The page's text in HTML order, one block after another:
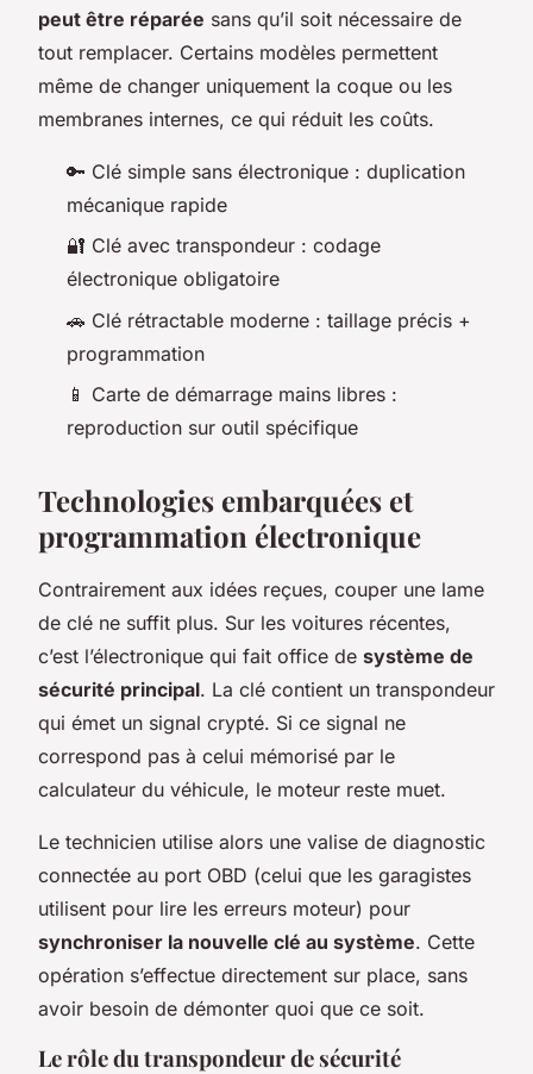
peut être réparée sans qu’il soit nécessaire de
tout remplacer. Certains modèles permettent
même de changer uniquement la coque ou les
membranes internes, ce qui réduit les coûts.
🔑 Clé simple sans électronique : duplication
mécanique rapide
🔐 Clé avec transpondeur : codage
électronique obligatoire
🚗 Clé rétractable moderne : taillage précis +
programmation
📱 Carte de démarrage mains libres :
reproduction sur outil spécifique
Technologies embarquées et
programmation électronique
Contrairement aux idées reçues, couper une lame
de clé ne suffit plus. Sur les voitures récentes,
c’est l’électronique qui fait office de système de
sécurité principal. La clé contient un transpondeur
qui émet un signal crypté. Si ce signal ne
correspond pas à celui mémorisé par le
calculateur du véhicule, le moteur reste muet.
Le technicien utilise alors une valise de diagnostic
connectée au port OBD (celui que les garagistes
utilisent pour lire les erreurs moteur) pour
synchroniser la nouvelle clé au système. Cette
opération s’effectue directement sur place, sans
avoir besoin de démonter quoi que ce soit.
Le rôle du transpondeur de sécurité